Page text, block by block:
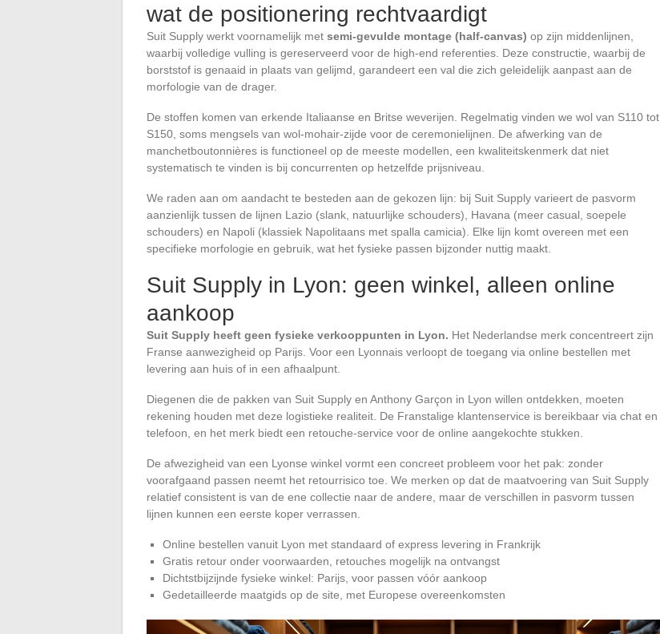
wat de positionering rechtvaardigt
Suit Supply werkt voornamelijk met semi-gevulde montage (half-canvas) op zijn middenlijnen,
waarbij volledige vulling is gereserveerd voor de high-end referenties. Deze constructie, waarbij de
borststof is genaaid in plaats van gelijmd, garandeert een val die zich geleidelijk aanpast aan de
morfologie van de drager.
De stoffen komen van erkende Italiaanse en Britse weverijen. Regelmatig vinden we wol van S110 tot
S150, soms mengsels van wol-mohair-zijde voor de ceremonielijnen. De afwerking van de
manchetboutonnières is functioneel op de meeste modellen, een kwaliteitskenmerk dat niet
systematisch te vinden is bij concurrenten op hetzelfde prijsniveau.
We raden aan om aandacht te besteden aan de gekozen lijn: bij Suit Supply varieert de pasvorm
aanzienlijk tussen de lijnen Lazio (slank, natuurlijke schouders), Havana (meer casual, soepele
schouders) en Napoli (klassiek Napolitaans met spalla camicia). Elke lijn komt overeen met een
specifieke morfologie en gebruik, wat het fysieke passen bijzonder nuttig maakt.
Suit Supply in Lyon: geen winkel, alleen online
aankoop
Suit Supply heeft geen fysieke verkooppunten in Lyon. Het Nederlandse merk concentreert zijn
Franse aanwezigheid op Parijs. Voor een Lyonnais verloopt de toegang via online bestellen met
levering aan huis of in een afhaalpunt.
Diegenen die de pakken van Suit Supply en Anthony Garçon in Lyon willen ontdekken, moeten
rekening houden met deze logistieke realiteit. De Franstalige klantenservice is bereikbaar via chat en
telefoon, en het merk biedt een retouche-service voor de online aangekochte stukken.
De afwezigheid van een Lyonse winkel vormt een concreet probleem voor het pak: zonder
voorafgaand passen neemt het retourrisico toe. We merken op dat de maatvoering van Suit Supply
relatief consistent is van de ene collectie naar de andere, maar de verschillen in pasvorm tussen
lijnen kunnen een eerste koper verrassen.
Online bestellen vanuit Lyon met standaard of express levering in Frankrijk
Gratis retour onder voorwaarden, retouches mogelijk na ontvangst
Dichtstbijzijnde fysieke winkel: Parijs, voor passen vóór aankoop
Gedetailleerde maatgids op de site, met Europese overeenkomsten